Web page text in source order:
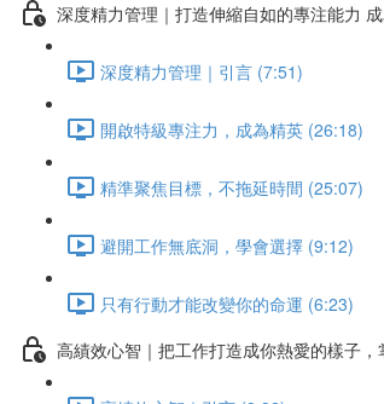
深度精力管理｜打造伸縮自如的專注能力
深度精力管理｜引言 (7:51)
開啟特級專注力，成為精英 (26:18)
精準聚焦目標，不拖延時間 (25:07)
避開工作無底洞，學會選擇 (9:12)
只有行動才能改變你的命運 (6:23)
高績效心智｜把工作打造成你熱愛的樣子